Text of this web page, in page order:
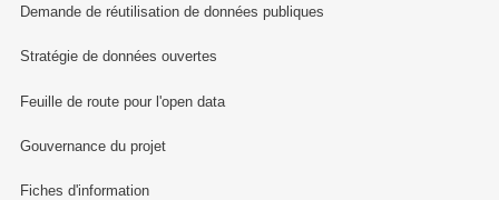
Demande de réutilisation de données publiques
Stratégie de données ouvertes
Feuille de route pour l'open data
Gouvernance du projet
Fiches d'information